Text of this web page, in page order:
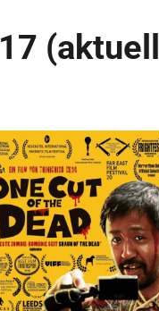
(aktuell